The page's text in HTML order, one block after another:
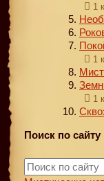
1
1
1
Поиск по сайту